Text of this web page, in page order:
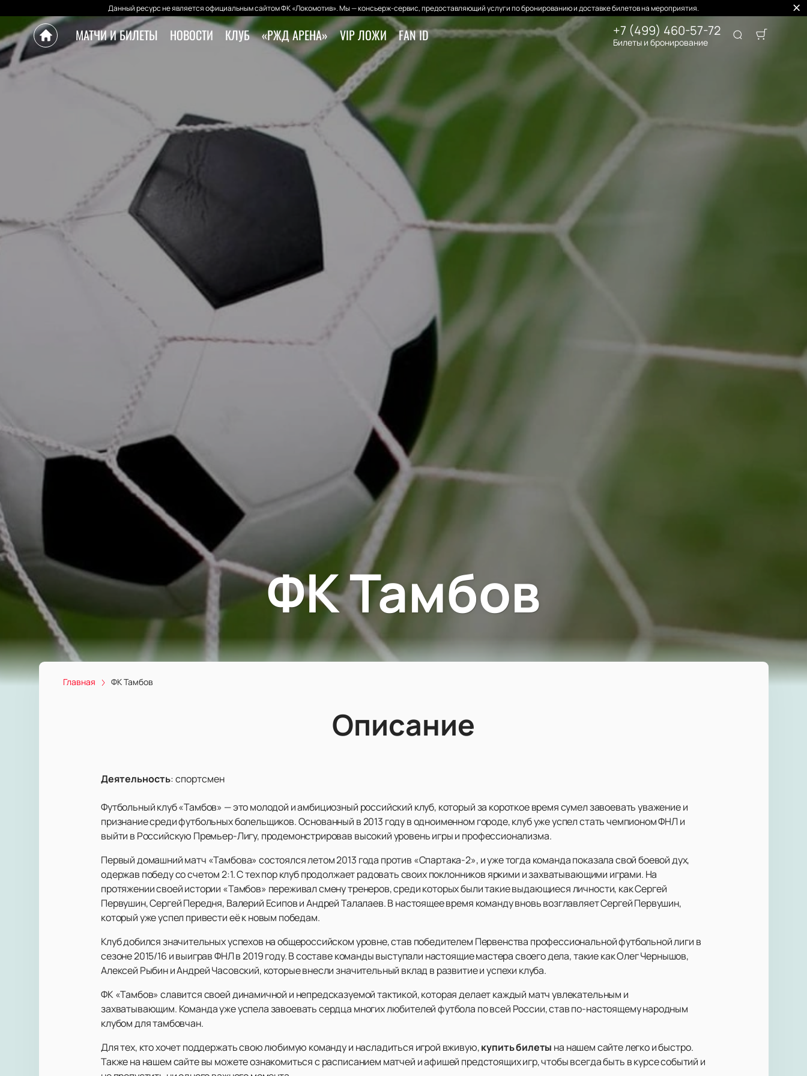
Данный ресурс не является официальным сайтом ФК «Локомотив». Мы — консьерж-сервис, предоставляющий услуги по бронированию и доставке билетов на мероприятия.
МАТЧИ И БИЛЕТЫ НОВОСТИ КЛУБ «РЖД АРЕНА» VIP ЛОЖИ FAN ID +7 (499) 460-57-72
Билеты и бронирование
ФК Тамбов
Главная ФК Тамбов
Описание
Деятельность:спортсмен
Футбольный клуб «Тамбов» — это молодой и амбициозный российский клуб, который за короткое время сумел завоевать уважение и
признание среди футбольных болельщиков. Основанный в 2013 году в одноименном городе, клуб уже успел стать чемпионом ФНЛ и
выйти в Российскую Премьер-Лигу, продемонстрировав высокий уровень игры и профессионализма.
Первый домашний матч «Тамбова» состоялся летом 2013 года против «Спартака-2», и уже тогда команда показала свой боевой дух,
одержав победу со счетом 2:1. С тех пор клуб продолжает радовать своих поклонников яркими и захватывающими играми. На
протяжении своей истории «Тамбов» переживал смену тренеров, среди которых были такие выдающиеся личности, как Сергей
Первушин, Сергей Передня, Валерий Есипов и Андрей Талалаев. В настоящее время команду вновь возглавляет Сергей Первушин,
который уже успел привести её к новым победам.
Клуб добился значительных успехов на общероссийском уровне, став победителем Первенства профессиональной футбольной лиги в
сезоне 2015/16 и выиграв ФНЛ в 2019 году. В составе команды выступали настоящие мастера своего дела, такие как Олег Чернышов,
Алексей Рыбин и Андрей Часовский, которые внесли значительный вклад в развитие и успехи клуба.
ФК «Тамбов» славится своей динамичной и непредсказуемой тактикой, которая делает каждый матч увлекательным и
захватывающим. Команда уже успела завоевать сердца многих любителей футбола по всей России, став по-настоящему народным
клубом для тамбовчан.
Для тех, кто хочет поддержать свою любимую команду и насладиться игрой вживую,купить билеты на нашем сайте легко и быстро.
Также на нашем сайте вы можете ознакомиться с расписанием матчей и афишей предстоящих игр, чтобы всегда быть в курсе событий и